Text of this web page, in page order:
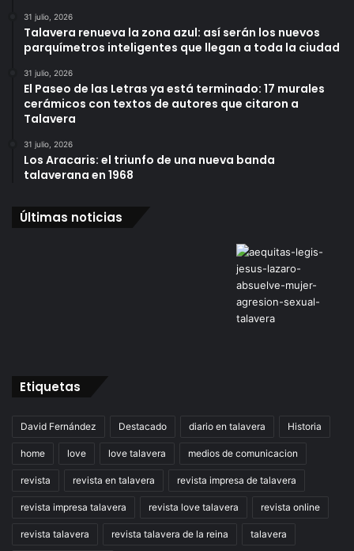
31 julio, 2026
Talavera renueva la zona azul: así serán los nuevos
parquímetros inteligentes que llegan a toda la ciudad
31 julio, 2026
El Paseo de las Letras ya está terminado: 17 murales
cerámicos con textos de autores que citaron a
Talavera
31 julio, 2026
Los Aracaris: el triunfo de una nueva banda
talaverana en 1968
Últimas noticias
Etiquetas
David Fernández Destacado diario en talavera Historia
home love love talavera medios de comunicacion
revista revista en talavera revista impresa de talavera
revista impresa talavera revista love talavera revista online
revista talavera revista talavera de la reina talavera